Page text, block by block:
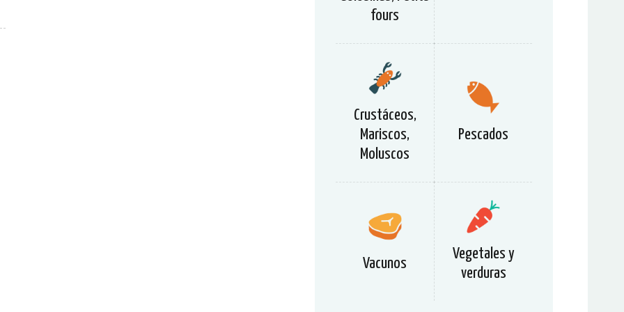
fours
Crustáceos,
Mariscos,
Moluscos
Pescados
Vacunos
Vegetales y
verduras